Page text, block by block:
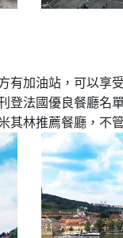
加油站，可以享
法國優良餐廳名
林推薦餐廳，不